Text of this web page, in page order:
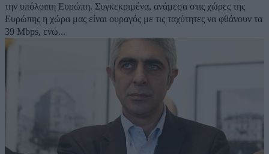
την υπόλοιπη Ευρώπη. Συγκεκριμένα, ανάμεσα στις χώρες της
Ευρώπης η χώρα μας είναι ουραγός με τις ταχύτητες να φθάνουν τα
39 Mbps, ενώ...